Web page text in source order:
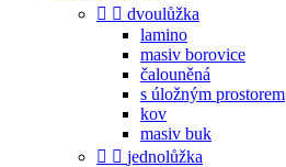
  dvoulůžka
lamino
masiv borovice
čalouněná
s úložným prostorem
kov
masiv buk
  jednolůžka